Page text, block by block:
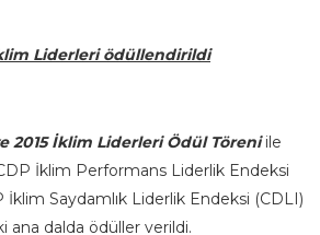
Liderleri ödüllendirildi
2015 İklim Liderleri Ödül Töreniile
İklim Performans Liderlik Endeksi
İklim Saydamlık Liderlik Endeksi (CDLI)
ana dalda ödüller verildi.